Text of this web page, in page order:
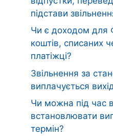
підстави
Чи є доходом для
коштів, списаних
платіжці?
Звільнення за
виплачується
Чи можна під час
встановлювати
термін?